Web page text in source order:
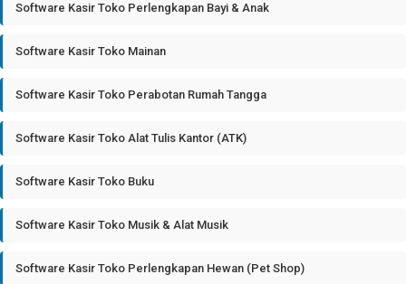
Software Kasir Toko Perlengkapan Bayi & Anak
Software Kasir Toko Mainan
Software Kasir Toko Perabotan Rumah Tangga
Software Kasir Toko Alat Tulis Kantor (ATK)
Software Kasir Toko Buku
Software Kasir Toko Musik & Alat Musik
Software Kasir Toko Perlengkapan Hewan (Pet Shop)